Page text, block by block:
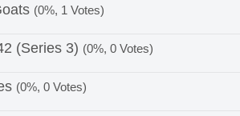
(0%, 1 Votes)
(Series 3) (0%, 0 Votes)
(0%, 0 Votes)